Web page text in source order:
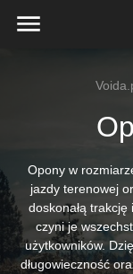
Opony w
jazdy terenowej
doskonałą
czyni je
użytkowników.
długowieczność